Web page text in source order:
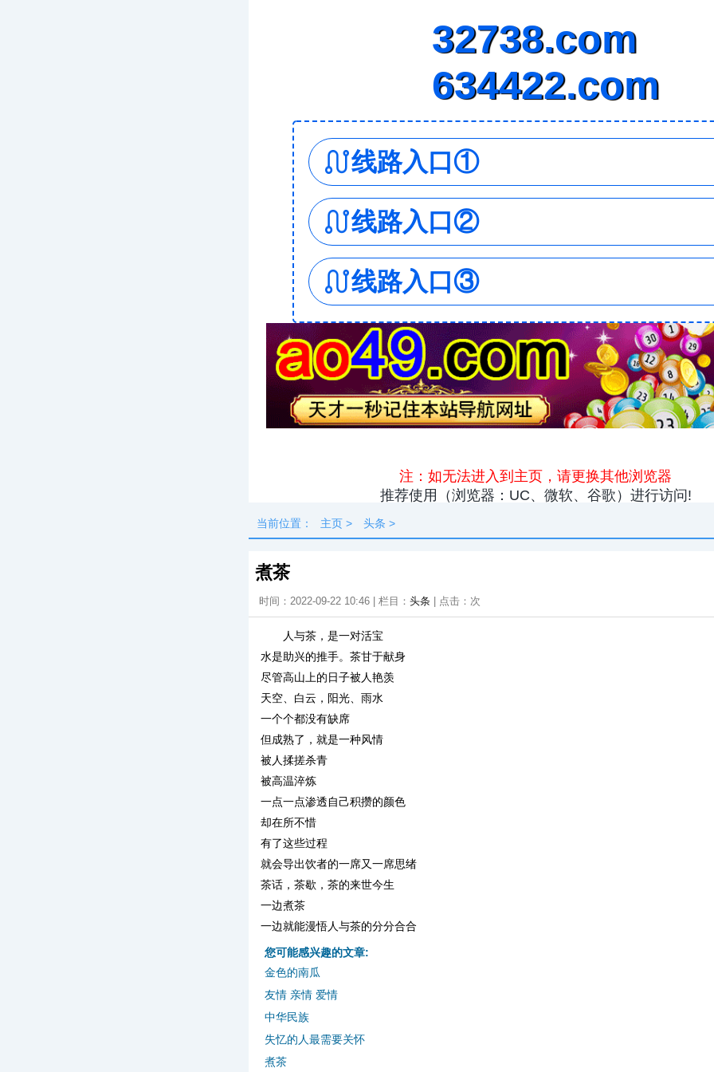
头条 原创 资讯
热点
当前位置： 主页 > 头条 >
煮茶
时间：2022-09-22 10:46 | 栏目： 头条 | 点击： 次
人与茶，是一对活宝
水是助兴的推手。茶甘于献身
尽管高山上的日子被人艳羡
天空、白云，阳光、雨水
一个个都没有缺席
但成熟了，就是一种风情
被人揉搓杀青
被高温淬炼
一点一点渗透自己积攒的颜色
却在所不惜
有了这些过程
就会导出饮者的一席又一席思绪
茶话，茶歇，茶的来世今生
一边煮茶
一边就能漫悟人与茶的分分合合
您可能感兴趣的文章:
金色的南瓜
友情 亲情 爱情
中华民族
失忆的人最需要关怀
煮茶